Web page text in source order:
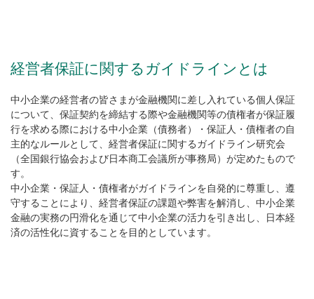
経営者保証に関するガイドラインとは
中小企業の経営者の皆さまが金融機関に差し入れている個人保証
について、保証契約を締結する際や金融機関等の債権者が保証履
行を求める際における中小企業（債務者）・保証人・債権者の自
主的なルールとして、経営者保証に関するガイドライン研究会
（全国銀行協会および日本商工会議所が事務局）が定めたもので
す。
中小企業・保証人・債権者がガイドラインを自発的に尊重し、遵
守することにより、経営者保証の課題や弊害を解消し、中小企業
金融の実務の円滑化を通じて中小企業の活力を引き出し、日本経
済の活性化に資することを目的としています。